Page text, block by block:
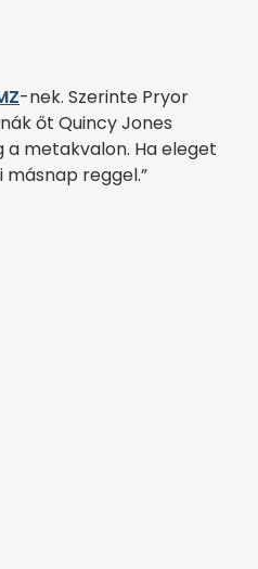
-nek. Szerinte Pryor
őt Quincy Jones
a metakvalon. Ha eleget
reggel.”